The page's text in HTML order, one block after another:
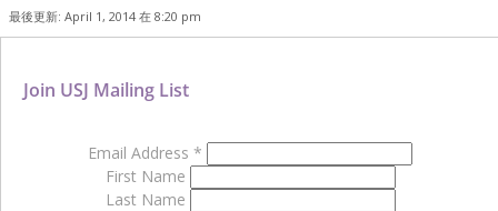
最後更新: April 1, 2014 在 8:20 pm
Join USJ Mailing List
Email Address *
First Name
Last Name